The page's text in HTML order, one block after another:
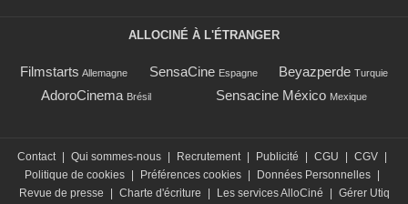
ALLOCINÉ À L'ÉTRANGER
Filmstarts Allemagne SensaCine Espagne Beyazperde Turquie
AdoroCinema Brésil Sensacine México Mexique
Contact | Qui sommes-nous | Recrutement | Publicité | CGU | CGV |
Politique de cookies | Préférences cookies | Données Personnelles |
Revue de presse
| Charte d'écriture | Les services AlloCiné | Gérer Utiq